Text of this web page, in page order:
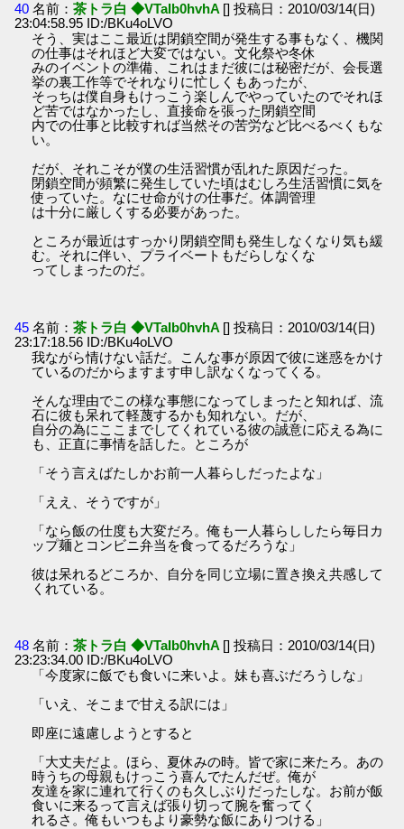
40 名前：茶トラ白 ◆VTaIb0hvhA [] 投稿日：2010/03/14(日)
23:04:58.95 ID:/BKu4oLVO
そう、実はここ最近は閉鎖空間が発生する事もなく、機関
の仕事はそれほど大変ではない。文化祭や冬休
みのイベントの準備、これはまだ彼には秘密だが、会長選
挙の裏工作等でそれなりに忙しくもあったが、
そっちは僕自身もけっこう楽しんでやっていたのでそれほ
ど苦ではなかったし、直接命を張った閉鎖空間
内での仕事と比較すれば当然その苦労など比べるべくもな
い。
だが、それこそが僕の生活習慣が乱れた原因だった。
閉鎖空間が頻繁に発生していた頃はむしろ生活習慣に気を
使っていた。なにせ命がけの仕事だ。体調管理
は十分に厳しくする必要があった。
ところが最近はすっかり閉鎖空間も発生しなくなり気も緩
む。それに伴い、プライベートもだらしなくな
ってしまったのだ。
45 名前：茶トラ白 ◆VTaIb0hvhA [] 投稿日：2010/03/14(日)
23:17:18.56 ID:/BKu4oLVO
我ながら情けない話だ。こんな事が原因で彼に迷惑をかけ
ているのだからますます申し訳なくなってくる。
そんな理由でこの様な事態になってしまったと知れば、流
石に彼も呆れて軽蔑するかも知れない。だが、
自分の為にここまでしてくれている彼の誠意に応える為に
も、正直に事情を話した。ところが
「そう言えばたしかお前一人暮らしだったよな」
「ええ、そうですが」
「なら飯の仕度も大変だろ。俺も一人暮らししたら毎日カ
ップ麺とコンビニ弁当を食ってるだろうな」
彼は呆れるどころか、自分を同じ立場に置き換え共感して
くれている。
48 名前：茶トラ白 ◆VTaIb0hvhA [] 投稿日：2010/03/14(日)
23:23:34.00 ID:/BKu4oLVO
「今度家に飯でも食いに来いよ。妹も喜ぶだろうしな」
「いえ、そこまで甘える訳には」
即座に遠慮しようとすると
「大丈夫だよ。ほら、夏休みの時。皆で家に来たろ。あの
時うちの母親もけっこう喜んでたんだぜ。俺が
友達を家に連れて行くのも久しぶりだったしな。お前が飯
食いに来るって言えば張り切って腕を奮ってく
れるさ。俺もいつもより豪勢な飯にありつける」